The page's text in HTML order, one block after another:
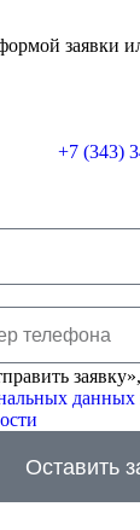
заявки
+7 (343)
данных
Оставить